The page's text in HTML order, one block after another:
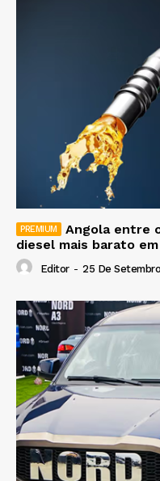
Angola entre
diesel mais barato
Editor - 25 De